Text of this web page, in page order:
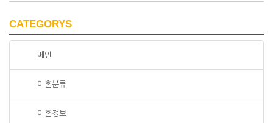
CATEGORYS
메인
이혼분류
이혼정보